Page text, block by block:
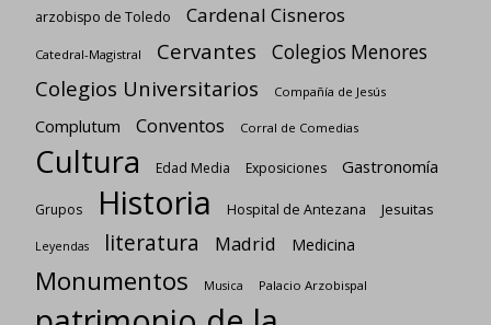
arzobispo de Toledo
Cardenal Cisneros
Catedral-Magistral Cervantes Colegios Menores
Colegios Universitarios Compañía de Jesús
Complutum Conventos Corral de Comedias
Cultura Edad Media Exposiciones Gastronomía
Grupos Historia Hospital de Antezana Jesuitas
Leyendas literatura Madrid Medicina
Monumentos Musica Palacio Arzobispal